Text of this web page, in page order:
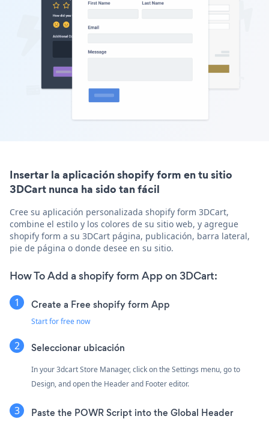
Insertar la aplicación shopify form en tu sitio
3DCart nunca ha sido tan fácil
Cree su aplicación personalizada shopify form 3DCart,
combine el estilo y los colores de su sitio web, y agregue
shopify form a su 3DCart página, publicación, barra lateral,
pie de página o donde desee en su sitio.
How To Add a shopify form App on 3DCart:
Create a Free shopify form App
Start for free now
Seleccionar ubicación
In your 3dcart Store Manager, click on the Settings menu, go to
Design, and open the Header and Footer editor.
Paste the POWR Script into the Global Header